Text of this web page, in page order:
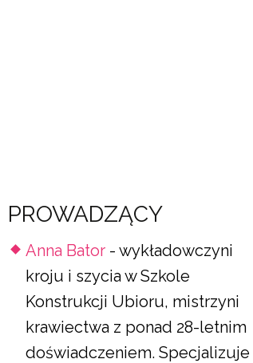
PROWADZĄCY
Anna Bator - wykładowczyni
kroju i szycia w Szkole
Konstrukcji Ubioru, mistrzyni
krawiectwa z ponad 28-letnim
doświadczeniem. Specjalizuje